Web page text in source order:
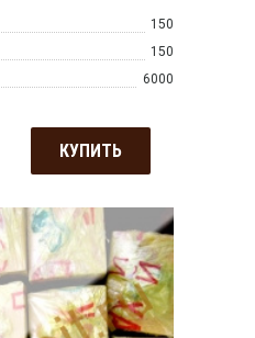
150
150
6000
КУПИТЬ